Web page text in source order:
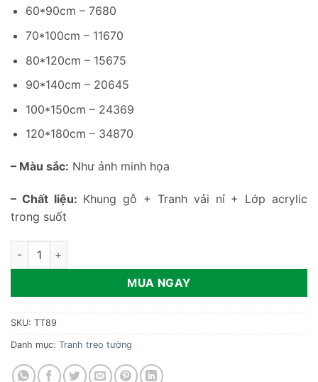
60*90cm – 7680
70*100cm – 11670
80*120cm – 15675
90*140cm – 20645
100*150cm – 24369
120*180cm – 34870
– Màu sắc: Như ảnh minh họa
– Chất liệu: Khung gỗ + Tranh vải nỉ + Lớp acrylic
trong suốt
Tranh decor tường đơn giản hiện đại TT89 số lượng
MUA NGAY
SKU: TT89
Danh mục: Tranh treo tường